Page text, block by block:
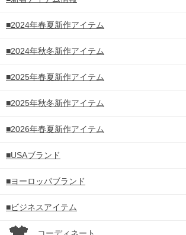
■2024年春夏新作アイテム
■2024年秋冬新作アイテム
■2025年春夏新作アイテム
■2025年秋冬新作アイテム
■2026年春夏新作アイテム
■USAブランド
■ヨーロッパブランド
■ビジネスアイテム